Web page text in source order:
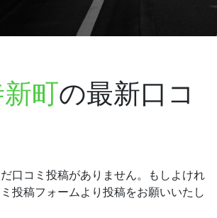
町の最新口コ
口コミ投稿がありません。もしよけれ
投稿フォームより投稿をお願いいたし